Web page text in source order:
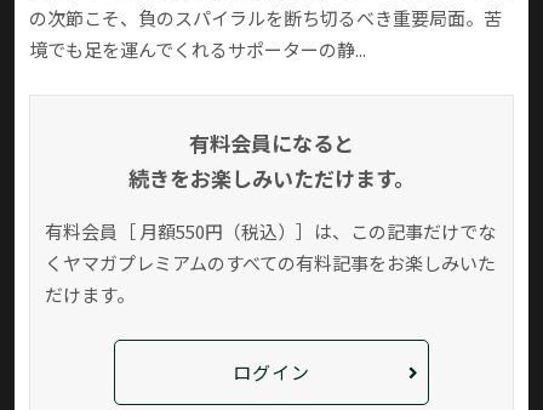
の次節こそ、負のスパイラルを断ち切るべき重要局面。苦
境でも足を運んでくれるサポーターの静...
有料会員になると
続きをお楽しみいただけます。
有料会員［ 月額550円（税込）］は、この記事だけでな
く ヤマガプレミアムのすべての有料記事をお楽しみいた
だけます。
ログイン